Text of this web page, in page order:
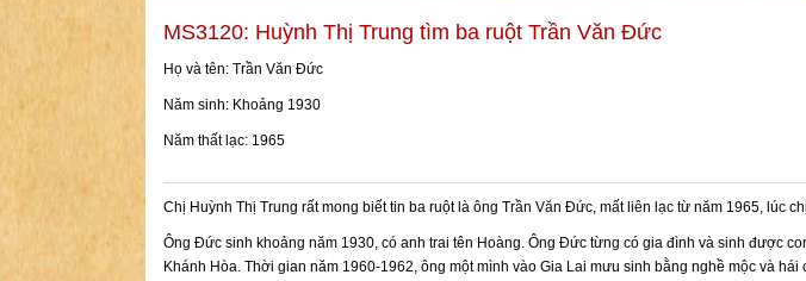
MS3120: Huỳnh Thị Trung tìm ba ruột Trần Văn Đức
Họ và tên: Trần Văn Đức
Năm sinh: Khoảng 1930
Năm thất lạc: 1965
Chị Huỳnh Thị Trung rất mong biết tin ba ruột là ông Trần Văn Đức, mất liên lạc từ năm 1965, lúc
Ông Đức sinh khoảng năm 1930, có anh trai tên Hoàng. Ông Đức từng có gia đình và sinh được
Khánh Hòa. Thời gian năm 1960-1962, ông một mình vào Gia Lai mưu sinh bằng nghề mộc và hái